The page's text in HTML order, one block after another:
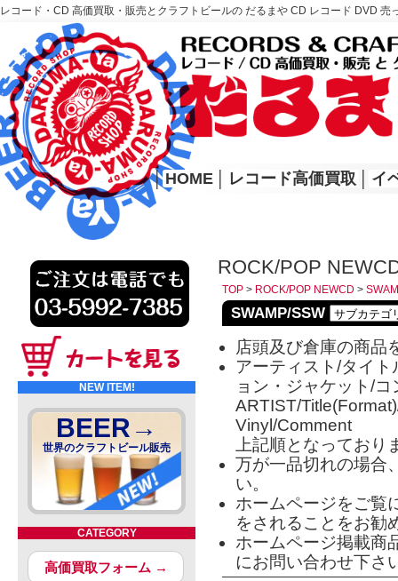
レコード・CD 高価買取・販売とクラフトビールの だるまや CD レコード DVD
レコード高価買取はこちら
HOME
│ HOME レコード高価買取 イ
NEW ITEM!
BEER→
世界のクラフトビール販売
CATEGORY
高価買取フォーム →
ROCK/POP
TOP > ROCK/POP NEWCD >
SWAMP/SSW
店頭及び倉庫の商品
アーティスト/タイ
ョン・ジャケット/
ARTIST/
Vinyl/Comment
上記順となっており
万が一品切れの場合
い。
ホームページをご覧
をされることをお勧
ホームページ掲載商
にお問い合わせ下さ